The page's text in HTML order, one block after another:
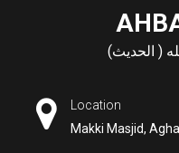
( الحديث)
Location
Makki Masjid,